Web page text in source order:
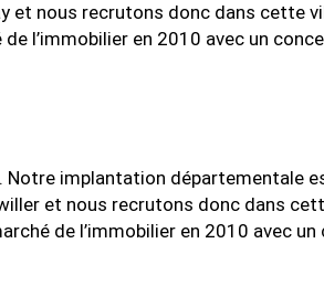
et nous recrutons donc dans
l’immobilier en 2010 avec un
implantation départementale
et nous recrutons donc dans
de l’immobilier en 2010 avec